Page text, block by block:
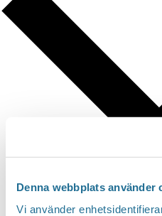
Denna webbplats använder
Vi använderGoogle Kalender